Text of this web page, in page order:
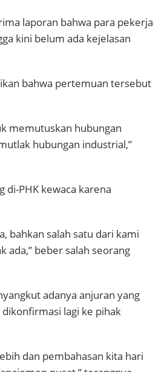
laporan bahwa para pekerja
kini belum ada kejelasan
bahwa pertemuan tersebut
memutuskan hubungan
hubungan industrial,”
di-PHK kewaca karena
bahkan salah satu dari kami
ada,” beber salah seorang
adanya anjuran yang
lagi ke pihak
dan pembahasan kita hari